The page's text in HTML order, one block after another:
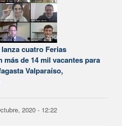
cuatro Ferias
más de 14 mil vacantes para
Valparaíso,
2020 - 12:22